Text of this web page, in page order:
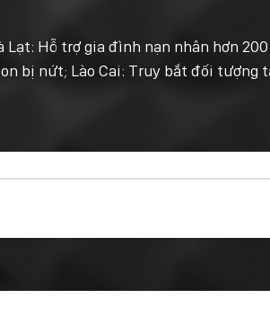
Hỗ trợ gia đình nạn nhân hơn 200
bị nứt; Lào Cai: Truy bắt đối tượng